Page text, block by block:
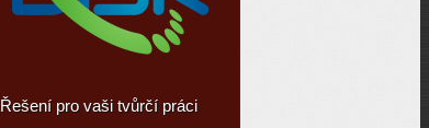
Řešení pro vaši tvůrčí práci